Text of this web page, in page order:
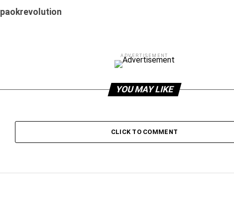
paokrevolution
ADVERTISEMENT
YOU MAY LIKE
CLICK TO COMMENT